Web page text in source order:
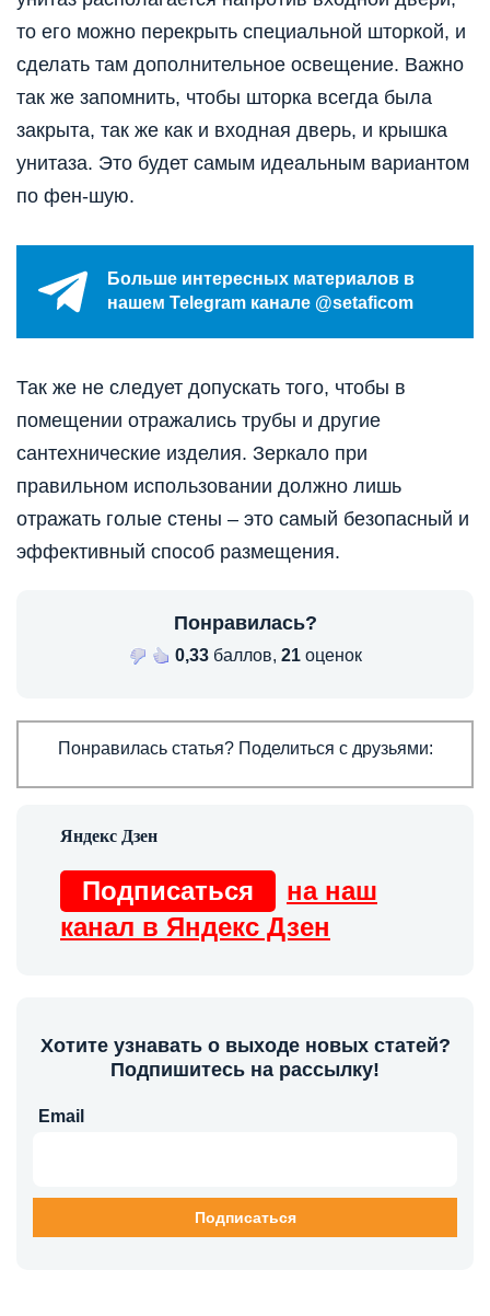
то его можно перекрыть специальной шторкой, и
сделать там дополнительное освещение. Важно
так же запомнить, чтобы шторка всегда была
закрыта, так же как и входная дверь, и крышка
унитаза. Это будет самым идеальным вариантом
по фен-шую.
Больше интересных материалов в
нашем Telegram канале @setaficom
Так же не следует допускать того, чтобы в
помещении отражались трубы и другие
сантехнические изделия. Зеркало при
правильном использовании должно лишь
отражать голые стены – это самый безопасный и
эффективный способ размещения.
Понравилась?
0,33баллов, 21оценок
Понравилась статья? Поделиться с друзьями:
Подписаться
на наш
канал в Яндекс Дзен
Хотите узнавать о выходе новых статей?
Подпишитесь на рассылку!
Email